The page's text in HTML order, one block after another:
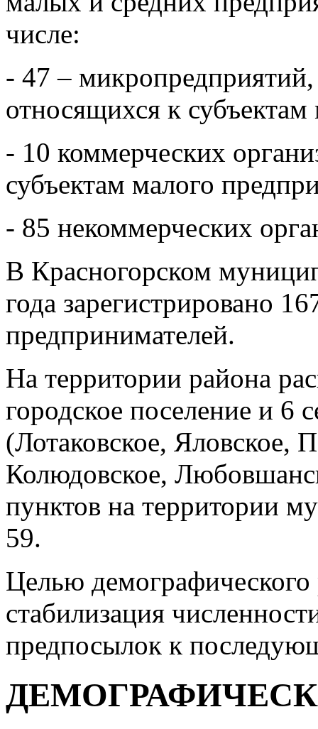
числе:
- 47 –
относящихся к субъектам
- 10 коммерческих
субъектам малого
- 85 некоммерческих
В Красногорском
года зарегистрировано
предпринимателей.
На территории района
городское поселение и 6
(Лотаковское, Яловское,
Колюдовское,
пунктов на территории
59.
Целью демографического
стабилизация
предпосылок к